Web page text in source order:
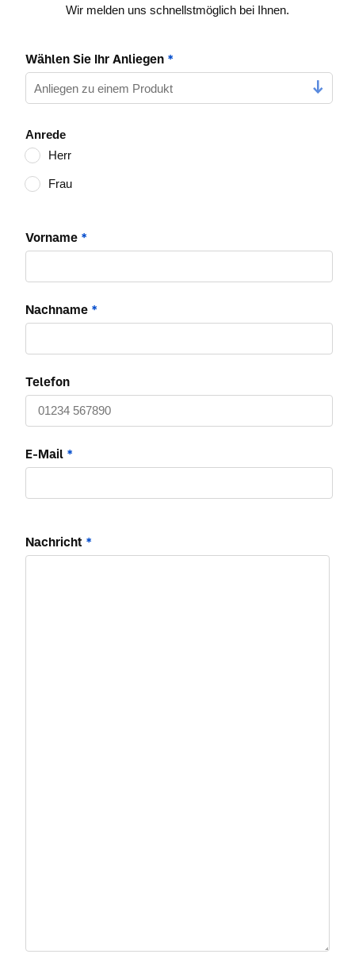
Wir melden uns schnellstmöglich bei Ihnen.
Wählen Sie Ihr Anliegen *
Anrede
Herr
Frau
Vorname *
Nachname *
Telefon
E-Mail *
Nachricht *